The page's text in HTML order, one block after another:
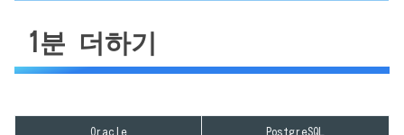
1분 더하기
Oracle PostgreSQL